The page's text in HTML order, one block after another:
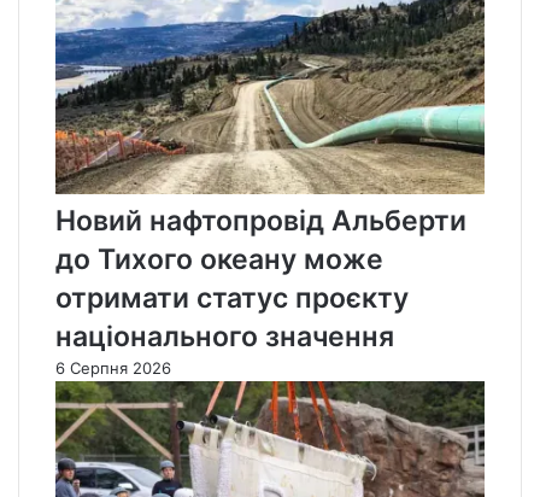
Новий нафтопровід Альберти
до Тихого океану може
отримати статус проєкту
національного значення
6 Серпня 2026